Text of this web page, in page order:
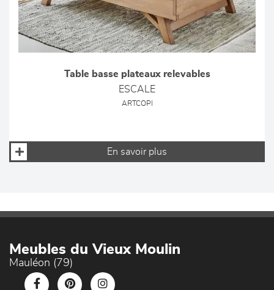
Table basse plateaux relevables
ESCALE
ARTCOPI
En savoir plus
Meubles du Vieux Moulin
Mauléon (79)